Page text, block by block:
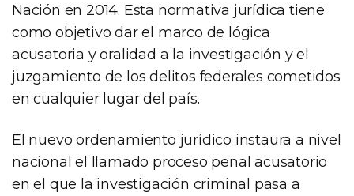
Nación en 2014. Esta normativa jurídica tiene
como objetivo dar el marco de lógica
acusatoria y oralidad a la investigación y el
juzgamiento de los delitos federales cometidos
en cualquier lugar del país.
El nuevo ordenamiento jurídico instaura a nivel
nacional el llamado proceso penal acusatorio
en el que la investigación criminal pasa a